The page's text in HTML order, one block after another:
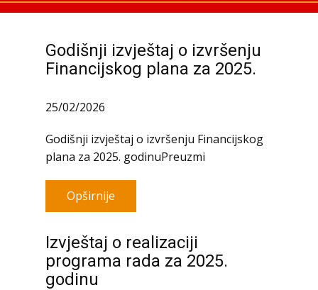
Godišnji izvještaj o izvršenju
Financijskog plana za 2025.
25/02/2026
Godišnji izvještaj o izvršenju Financijskog
plana za 2025. godinuPreuzmi
Opširnije
Izvještaj o realizaciji
programa rada za 2025.
godinu